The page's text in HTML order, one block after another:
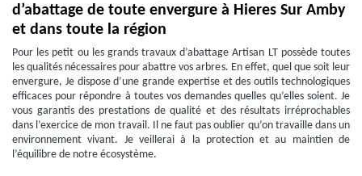
d’abattage de toute envergure à Hieres Sur Amby
et dans toute la région
Pour les petit ou les grands travaux d’abattage Artisan LT possède toutes
les qualités nécessaires pour abattre vos arbres. En effet, quel que soit leur
envergure, Je dispose d’une grande expertise et des outils technologiques
efficaces pour répondre à toutes vos demandes quelles qu’elles soient. Je
vous garantis des prestations de qualité et des résultats irréprochables
dans l’exercice de mon travail. Il ne faut pas oublier qu’on travaille dans un
environnement vivant. Je veillerai à la protection et au maintien de
l’équilibre de notre écosystème.